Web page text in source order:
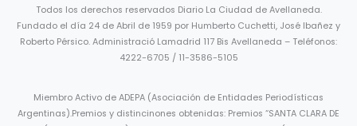
Todos los derechos reservados Diario La Ciudad de Avellaneda.
Fundado el día 24 de Abril de 1959 por Humberto Cuchetti, José Ibañez y
Roberto Pérsico. Administració Lamadrid 117 Bis Avellaneda – Teléfonos:
4222-6705 / 11-3586-5105
Miembro Activo de ADEPA (Asociación de Entidades Periodísticas
Argentinas).Premios y distincinones obtenidas: Premios “SANTA CLARA DE